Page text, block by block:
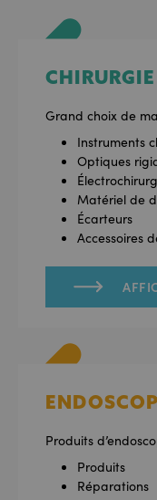
CHIRURGIE
Grand choix de
Instruments
Optiques
Matériel de
Écarteurs
Accessoires
Produits
Produits
Réparations